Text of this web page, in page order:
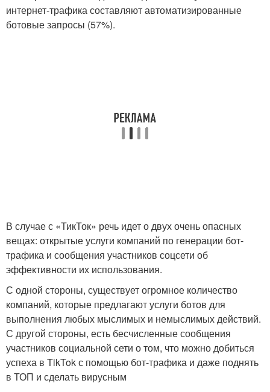
интернет-трафика составляют автоматизированные
ботовые запросы (57%).
В случае с «ТикТок» речь идет о двух очень опасных
вещах: открытые услуги компаний по генерации бот-
трафика и сообщения участников соцсети об
эффективности их использования.
С одной стороны, существует огромное количество
компаний, которые предлагают услуги ботов для
выполнения любых мыслимых и немыслимых действий.
С другой стороны, есть бесчисленные сообщения
участников социальной сети о том, что можно добиться
успеха в TikTok с помощью бот-трафика и даже поднять
в ТОП и сделать вирусным